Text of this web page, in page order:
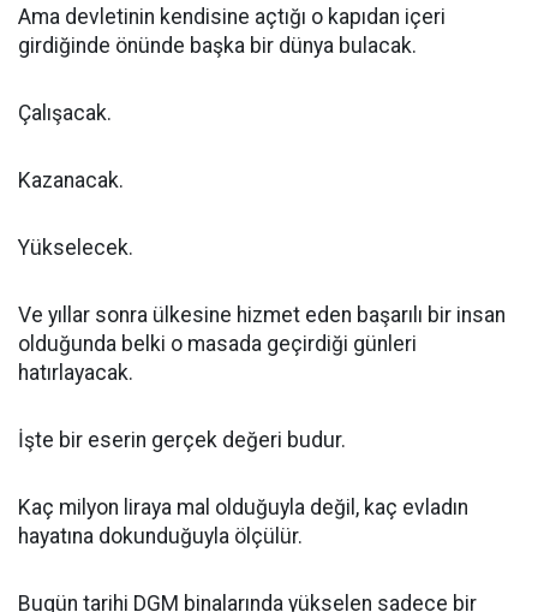
Ama devletinin kendisine açtığı o kapıdan içeri
girdiğinde önünde başka bir dünya bulacak.
Çalışacak.
Kazanacak.
Yükselecek.
Ve yıllar sonra ülkesine hizmet eden başarılı bir insan
olduğunda belki o masada geçirdiği günleri
hatırlayacak.
İşte bir eserin gerçek değeri budur.
Kaç milyon liraya mal olduğuyla değil, kaç evladın
hayatına dokunduğuyla ölçülür.
Bugün tarihi DGM binalarında yükselen sadece bir